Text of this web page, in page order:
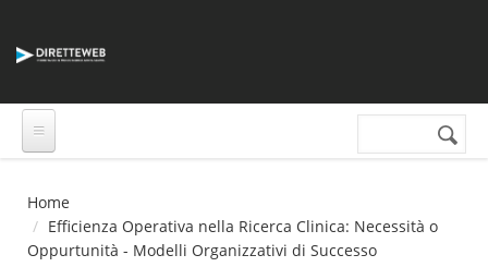
Form di
Cerca nel sito
Home
Efficienza Operativa nella Ricerca Clinica: Necessità o
Oppurtunità - Modelli Organizzativi di Successo